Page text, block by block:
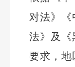
对法》《
法》及
要求 ， 地